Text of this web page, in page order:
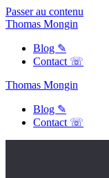
Passer au contenu
Thomas Mongin
Blog ✎
Contact ☏
Thomas Mongin
Blog ✎
Contact ☏